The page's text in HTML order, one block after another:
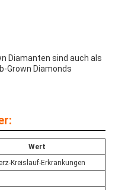
Diamanten sind auch als
Grown Diamonds
Wert
Kreislauf-Erkrankungen